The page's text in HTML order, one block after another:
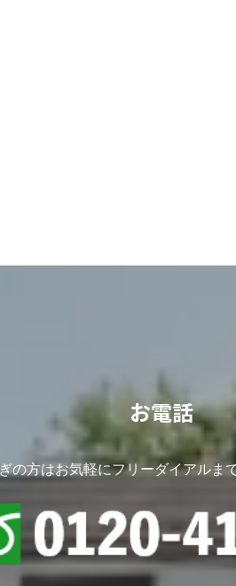
お電話
の方はお気軽にフリーダイアルま